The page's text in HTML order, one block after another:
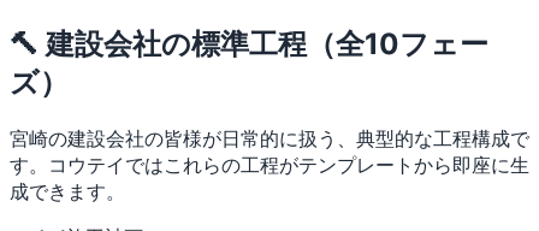
🔨 建設会社の標準工程（全10フェー
ズ）
宮崎の建設会社の皆様が日常的に扱う、典型的な工程構成で
す。コウテイではこれらの工程がテンプレートから即座に生
成できます。